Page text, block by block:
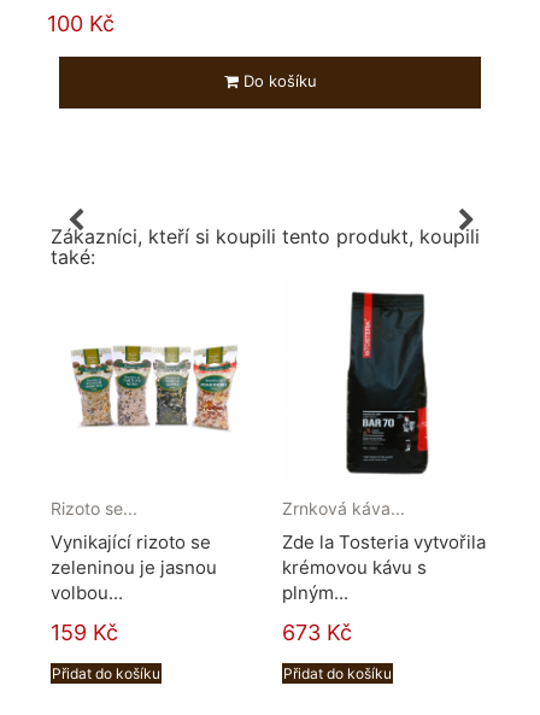
100 Kč
Do košíku
Zákazníci, kteří si koupili tento produkt, koupili
také:
Rizoto se...
Vynikající rizoto se
zeleninou je jasnou
volbou...
159 Kč
Přidat do košíku
Zrnková káva...
Zde la Tosteria vytvořila
krémovou kávu s
plným...
673 Kč
Přidat do košíku